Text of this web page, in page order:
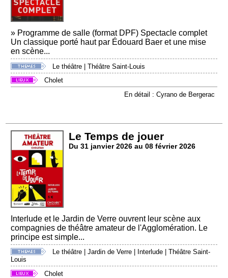
» Programme de salle (format DPF) Spectacle complet
Un classique porté haut par Édouard Baer et une mise
en scène...
Le théâtre |Théâtre Saint-Louis
Cholet
En détail : Cyrano de Bergerac
Le Temps de jouer
Du 31 janvier 2026 au 08 février 2026
Interlude et le Jardin de Verre ouvrent leur scène aux
compagnies de théâtre amateur de l'Agglomération. Le
principe est simple...
Le théâtre |Jardin de Verre Interlude |Théâtre Saint-
Louis
Cholet